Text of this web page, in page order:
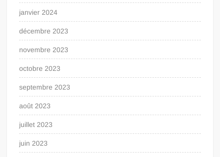
janvier 2024
décembre 2023
novembre 2023
octobre 2023
septembre 2023
août 2023
juillet 2023
juin 2023